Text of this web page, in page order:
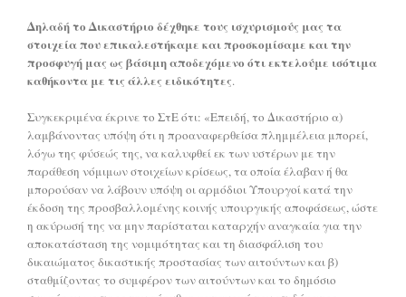
Δηλαδή το Δικαστήριο δέχθηκε τους ισχυρισμούς μας τα
στοιχεία που επικαλεστήκαμε και προσκομίσαμε και την
προσφυγή μας ως βάσιμη αποδεχόμενο ότι εκτελούμε ισότιμα
καθήκοντα με τις άλλες ειδικότητες.
Συγκεκριμένα έκρινε το ΣτΕ ότι: «Επειδή, το Δικαστήριο α)
λαμβάνοντας υπόψη ότι η προαναφερθείσα πλημμέλεια μπορεί,
λόγω της φύσεώς της, να καλυφθεί εκ των υστέρων με την
παράθεση νόμιμων στοιχείων κρίσεως, τα οποία έλαβαν ή θα
μπορούσαν να λάβουν υπόψη οι αρμόδιοι Υπουργοί κατά την
έκδοση της προσβαλλομένης κοινής υπουργικής αποφάσεως, ώστε
η ακύρωσή της να μην παρίσταται καταρχήν αναγκαία για την
αποκατάσταση της νομιμότητας και τη διασφάλιση του
δικαιώματος δικαστικής προστασίας των αιτούντων και β)
σταθμίζοντας το συμφέρον των αιτούντων και το δημόσιο